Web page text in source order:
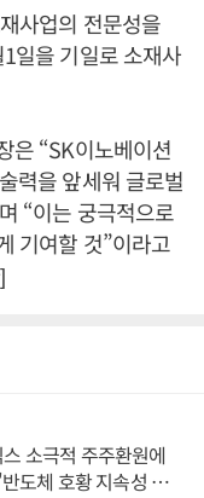
사업의 전문성을
일을 기일로 소재사
은 “SK이노베이션
력을 앞세워 글로벌
“이는 궁극적으로
기여할 것”이라고
소극적 주주환원에
도체 호황 지속성 의